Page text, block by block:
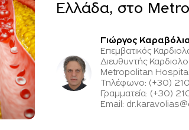
Ελλάδα, στο
Γιώργος
Επεμβατικός
Διευθυντής
Metropolitan Hospital
Τηλέφωνο: (+30)
Γραμματεία: (+30)
Email: